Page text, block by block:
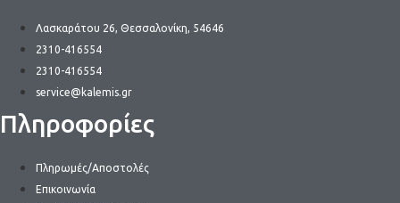
Λασκαράτου 26, Θεσσαλονίκη, 54646
2310-416554
2310-416554
service@kalemis.gr
Πληροφορίες
Πληρωμές/Αποστολές
Επικοινωνία